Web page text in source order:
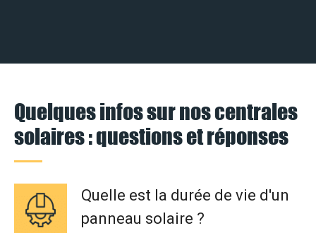
Quelques infos sur nos centrales
solaires : questions et réponses
Quelle est la durée de vie d'un
panneau solaire ?